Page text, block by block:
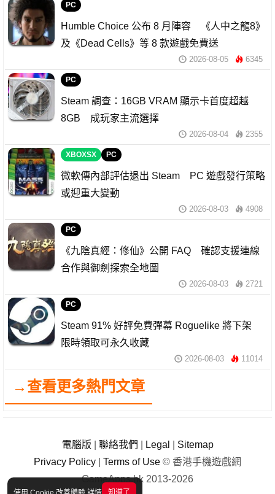
知道了
PC
Humble Choice 公布 8 月陣容 《人中之龍8》
及《Dead Cells》等 8 款遊戲免費送
2026-08-05 6345
PC
Steam 調查：16GB VRAM 顯示卡首度超越
8GB 成玩家主流選擇
2026-08-04 2355
XBOXSX PC
微軟傳內部評估退出 Steam PC 遊戲發行策略
或迎重大變動
2026-08-03 4908
PC
《九陰真經：修仙》公開 FAQ 確認支援連線
合作與御劍探索全地圖
2026-08-03 2721
PC
Steam 91% 好評免費彈幕 Roguelike 將下架
限時領取可永久收藏
2026-08-03 11014
→查看更多熱門文章
電腦版 聯絡我們 Legal
Sitemap
Privacy Policy
Terms of Use © 香港手機遊戲網
GameApps.hk 2013-2026